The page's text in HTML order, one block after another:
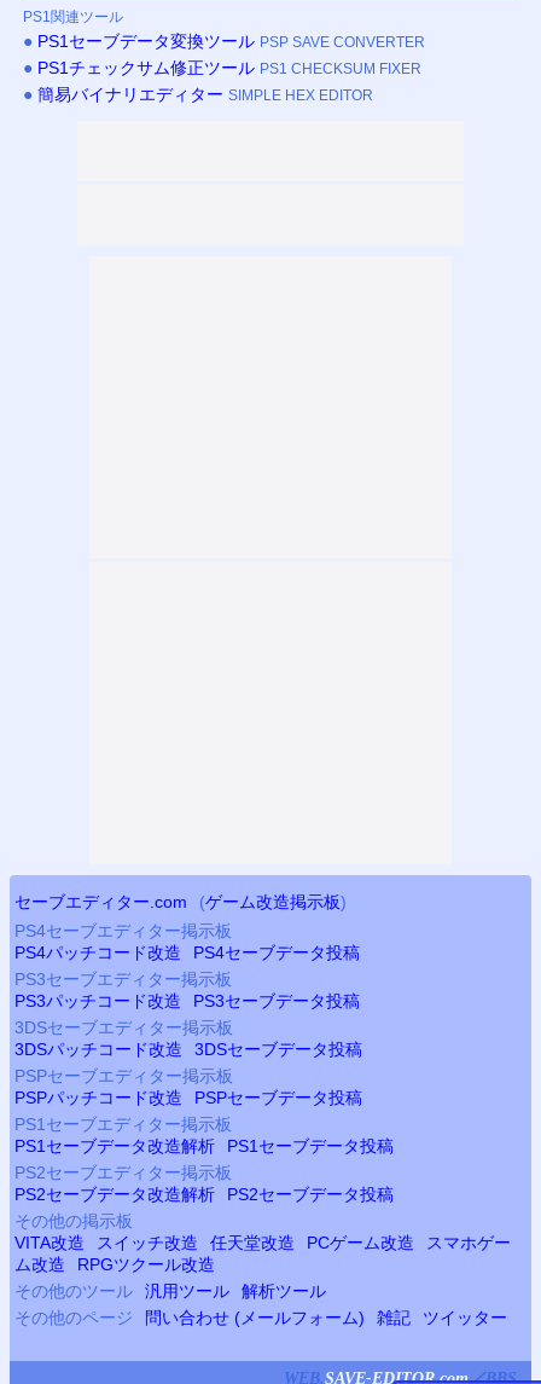
PS1関連ツール
● PS1セーブデータ変換ツール PSP SAVE CONVERTER
● PS1チェックサム修正ツール PS1 CHECKSUM FIXER
● 簡易バイナリエディター SIMPLE HEX EDITOR
セーブエディター.com (ゲーム改造掲示板)
PS4セーブエディター掲示板
PS4パッチコード改造 PS4セーブデータ投稿
PS3セーブエディター掲示板
PS3パッチコード改造 PS3セーブデータ投稿
3DSセーブエディター掲示板
3DSパッチコード改造
3DSセーブデータ投稿
PSPセーブエディター掲示板
PSPパッチコード改造 PSPセーブデータ投稿
PS1セーブエディター掲示板
PS1セーブデータ改造解析 PS1セーブデータ投稿
PS2セーブエディター掲示板
PS2セーブデータ改造解析 PS2セーブデータ投稿
その他の掲示板
VITA改造
スイッチ改造 任天堂改造 PCゲーム改造
スマホゲー
ム改造
RPGツクール改造
その他のツール
汎用ツール
解析ツール
その他のページ
問い合わせ (メールフォーム) 雑記 ツイッター
WEB.SAVE-EDITOR.com／BBS